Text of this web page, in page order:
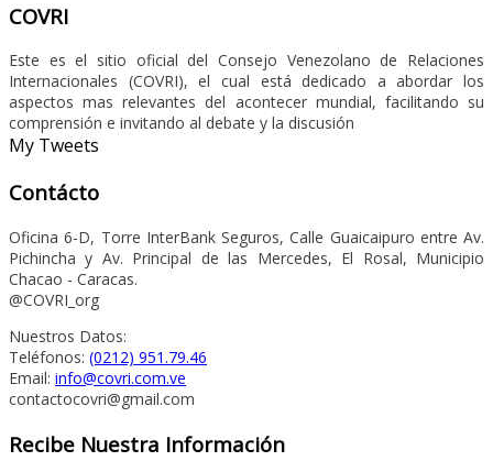
COVRI
Este es el sitio oficial del Consejo Venezolano de Relaciones
Internacionales (COVRI), el cual está dedicado a abordar los
aspectos mas relevantes del acontecer mundial, facilitando su
comprensión e invitando al debate y la discusión
My Tweets
Contácto
Oficina 6-D, Torre InterBank Seguros, Calle Guaicaipuro entre Av.
Pichincha y Av. Principal de las Mercedes, El Rosal, Municipio
Chacao - Caracas.
@COVRI_org
Nuestros Datos:
Teléfonos: (0212) 951.79.46
Email: info@covri.com.ve
contactocovri@gmail.com
Recibe Nuestra Información